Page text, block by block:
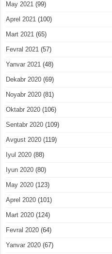
May 2021 (99)
Aprel 2021 (100)
Mart 2021 (65)
Fevral 2021 (57)
Yanvar 2021 (48)
Dekabr 2020 (69)
Noyabr 2020 (81)
Oktabr 2020 (106)
Sentabr 2020 (109)
Avgust 2020 (119)
Iyul 2020 (88)
Iyun 2020 (80)
May 2020 (123)
Aprel 2020 (101)
Mart 2020 (124)
Fevral 2020 (64)
Yanvar 2020 (67)